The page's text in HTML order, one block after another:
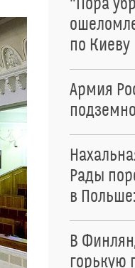
"Пора
по Киеву
Армия
Рады
в
В
горькую